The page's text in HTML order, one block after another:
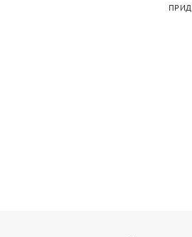
акрилові наліпки – це цікавий спосіб